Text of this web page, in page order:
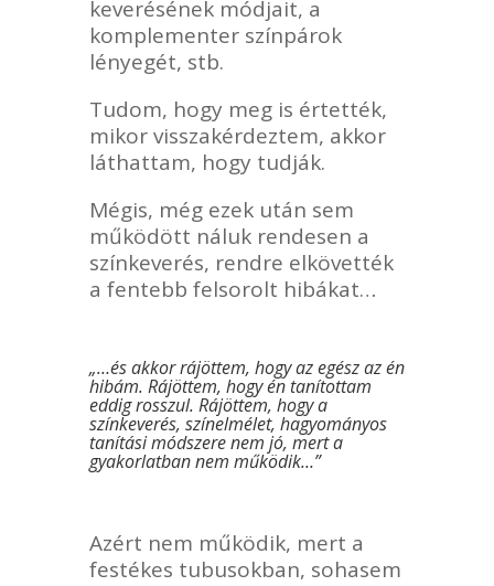
keverésének módjait, a
komplementer színpárok
lényegét, stb.
Tudom, hogy meg is értették,
mikor visszakérdeztem, akkor
láthattam, hogy tudják.
Mégis, még ezek után sem
működött náluk rendesen a
színkeverés, rendre elkövették
a fentebb felsorolt hibákat…
„…és akkor rájöttem, hogy az egész az én
hibám. Rájöttem, hogy én tanítottam
eddig rosszul. Rájöttem, hogy a
színkeverés, színelmélet, hagyományos
tanítási módszere nem jó, mert a
gyakorlatban nem működik…”
Azért nem működik, mert a
festékes tubusokban, sohasem